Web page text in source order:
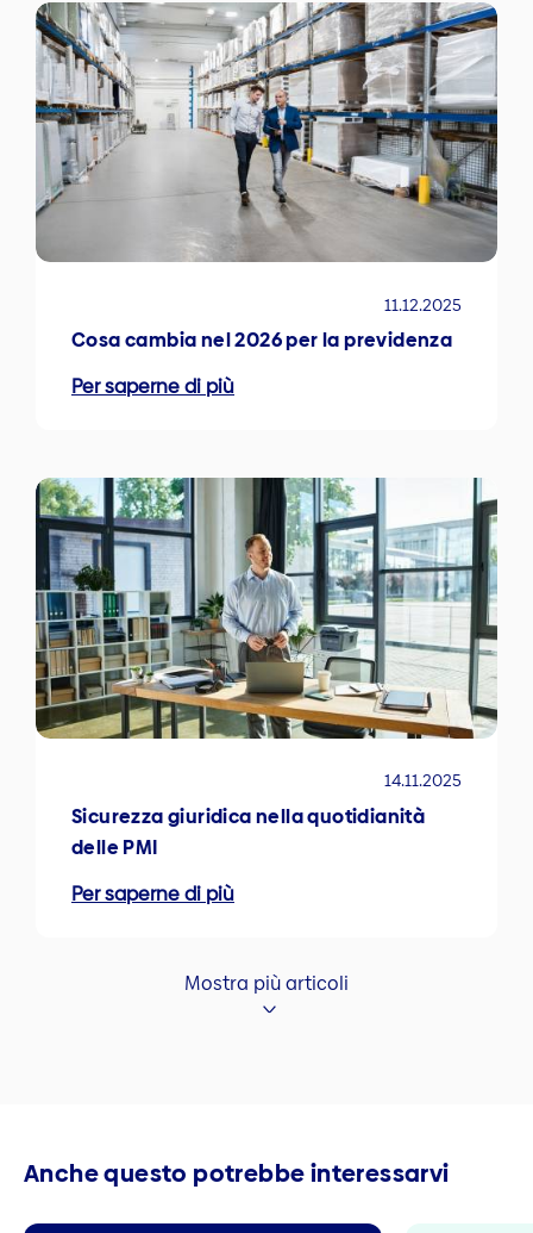
11.12.2025
Cosa cambia nel 2026 per la previdenza
Per saperne di più
14.11.2025
Sicurezza giuridica nella quotidianità
delle PMI
Per saperne di più
Mostra più articoli
Anche questo potrebbe interessarvi